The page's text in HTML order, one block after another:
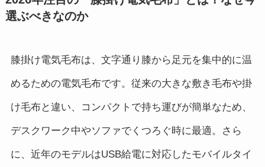
選ぶべきなのか
膝掛け電気毛布は、文字通り膝から足元を集中的に温
めるための電気毛布です。従来の大きな敷き毛布や掛
け毛布と違い、コンパクトで持ち運びが簡単なため、
デスクワーク中やソファでくつろぐ時に最適。さら
に、近年のモデルはUSB給電に対応したモバイルタイ